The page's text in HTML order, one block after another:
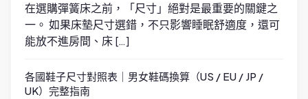
在選購彈簧床之前，「尺寸」絕對是最重要的關鍵之
一。 如果床墊尺寸選錯，不只影響睡眠舒適度，還可
能放不進房間、床 […]
各國鞋子尺寸對照表｜男女鞋碼換算（US / EU / JP /
UK）完整指南